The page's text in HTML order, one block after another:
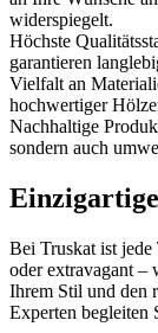
widerspiegelt.
Höchste
garantieren
Vielfalt an
hochwertiger
Nachhaltige
sondern auch
Bei Truskat ist
oder extravagant –
Ihrem Stil und den
Experten begleiten